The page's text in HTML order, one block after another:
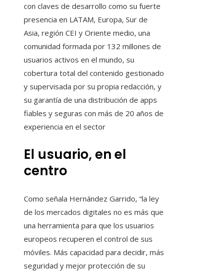
con claves de desarrollo como su fuerte
presencia en LATAM, Europa, Sur de
Asia, región CEI y Oriente medio, una
comunidad formada por 132 millones de
usuarios activos en el mundo, su
cobertura total del contenido gestionado
y supervisada por su propia redacción, y
su garantía de una distribución de apps
fiables y seguras con más de 20 años de
experiencia en el sector
El usuario, en el
centro
Como señala Hernández Garrido, “la ley
de los mercados digitales no es más que
una herramienta para que los usuarios
europeos recuperen el control de sus
móviles. Más capacidad para decidir, más
seguridad y mejor protección de su